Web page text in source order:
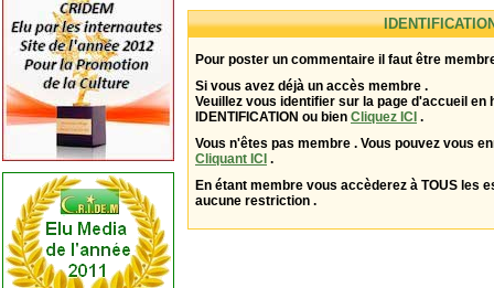
Pour poster un commentaire il faut être
Si vous avez déjà un accès membre .
Veuillez vous identifier sur la page d'accueil en
IDENTIFICATION ou bien Cliquez ICI .
Vous n'êtes pas membre . Vous pouvez vous
Cliquant ICI .
En étant membre vous accèderez à TOUS les
aucune restriction .